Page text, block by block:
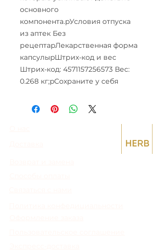
основного
компонента.pУсловия отпуска
из аптек Без
рецептаpЛекарственная форма
капсулыpШтрих-код и вес
Штрих-код: 4571157256573 Вес:
0.268 кг;pСохраните у себя